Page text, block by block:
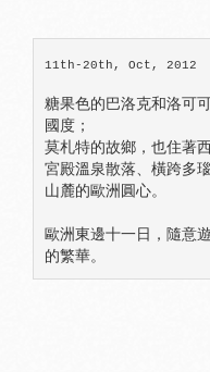
11th-20th, Oct, 2012
糖果色的巴洛克和洛可
國度；
莫札特的故鄉，也住著
宮殿溫泉散落、橫跨多
山麓的歐洲圓心。
歐洲東邊十一日，隨意
的繁華。